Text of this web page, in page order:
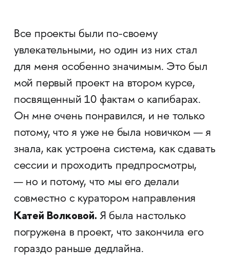
Все проекты были по-своему
увлекательными, но один из них стал
для меня особенно значимым. Это был
мой первый проект на втором курсе,
посвященный 10 фактам о капибарах.
Он мне очень понравился, и не только
потому, что я уже не была новичком — я
знала, как устроена система, как сдавать
сессии и проходить предпросмотры,
— но и потому, что мы его делали
совместно с куратором направления
Катей Волковой. Я была настолько
погружена в проект, что закончила его
гораздо раньше дедлайна.